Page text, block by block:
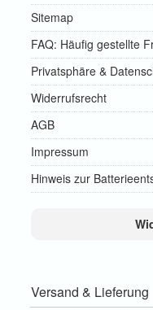
Sitemap
FAQ: Häufig gestellte
Privatsphäre &
Widerrufsrecht
AGB
Impressum
Hinweis zur
Versand & Lieferung